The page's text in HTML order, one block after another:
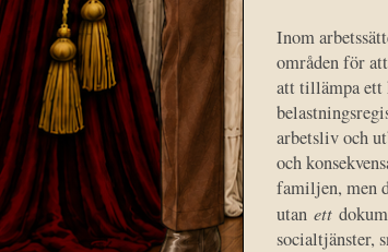
Inom
områden för
att tillämpa ett
arbetsliv och
och
familjen, men
utan ett
socialtjänster,